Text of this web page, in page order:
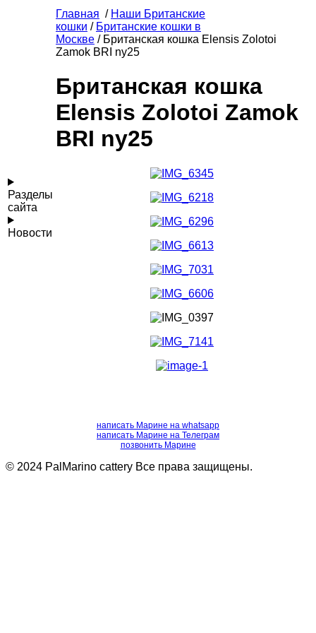
Разделы
сайта
Новости
Главная / Наши Британские
кошки / Британские кошки в
Москве / Британская кошка Elensis Zolotoi
Zamok BRI ny25
Британская кошка
Elensis Zolotoi Zamok
BRI ny25
написать Марине на whatsapp
написать Марине на Телеграм
позвонить Марине
© 2024 PalMarino cattery Все права защищены.